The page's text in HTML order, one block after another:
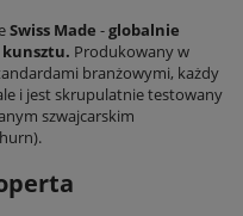
Swiss Made -globalnie
kunsztu. Produkowany w
branżowymi, każdy
i jest skrupulatnie testowany
szwajcarskim